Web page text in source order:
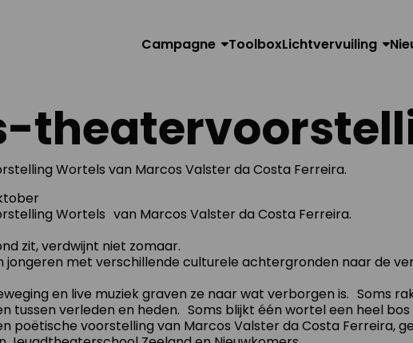
Campagne ToolboxLichtvervuiling
Wortels van Marcos Valster da Costa Ferreira.
Wortels van Marcos Valster da Costa Ferreira.
zit, verdwijnt niet zomaar.
jongeren met verschillende culturele achtergronden naar de
en live muziek graven ze naar wat verborgen is. Soms
tussen verleden en heden. Soms blijkt één wortel een heel bos
poëtische voorstelling van Marcos Valster da Costa Ferreira,